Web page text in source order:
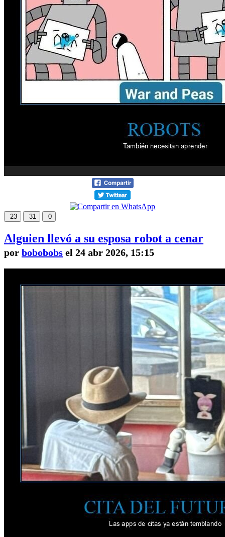
23 31 0
Alguien llevó a su esposa robot a cenar
por bobobobs el 24 abr 2026, 15:15